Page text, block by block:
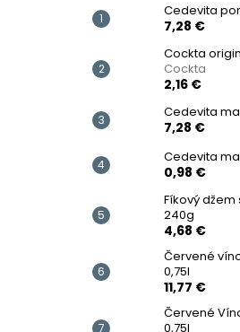
Cedevita
7,28 €
Cockta
Cockta
2,16 €
Cedevita
7,28 €
Cedevita
0,98 €
Fíkový džem
240g
4,68 €
Červené
0,75l
11,77 €
Červené
0,75l